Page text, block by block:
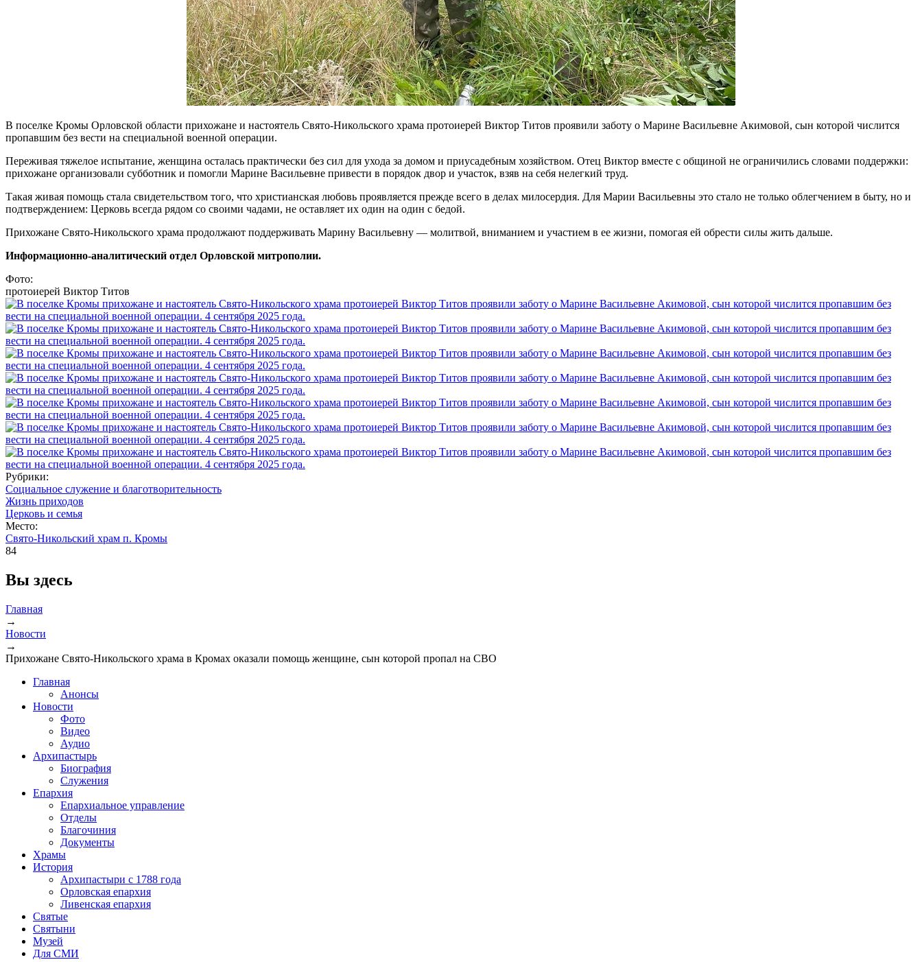
В поселке Кромы Орловской области прихожане и настоятель Свято-Никольского храма протоиерей Виктор Титов проявили заботу о Марине Васильевне Акимовой, сын которой числится
пропавшим без вести на специальной военной операции.
Переживая тяжелое испытание, женщина осталась практически без сил для ухода за домом и приусадебным хозяйством. Отец Виктор вместе с общиной не ограничились словами поддержки:
прихожане организовали субботник и помогли Марине Васильевне привести в порядок двор и участок, взяв на себя нелегкий труд.
Такая живая помощь стала свидетельством того, что христианская любовь проявляется прежде всего в делах милосердия. Для Марии Васильевны это стало не только облегчением в быту, но и
подтверждением: Церковь всегда рядом со своими чадами, не оставляет их один на один с бедой.
Прихожане Свято-Никольского храма продолжают поддерживать Марину Васильевну — молитвой, вниманием и участием в ее жизни, помогая ей обрести силы жить дальше.
Информационно-аналитический отдел Орловской митрополии.
Фото:
протоиерей Виктор Титов
Рубрики:
Социальное служение и благотворительность
Жизнь приходов
Церковь и семья
Место:
Свято-Никольский храм п. Кромы
84
Вы здесь
Главная
→
Новости
→
Прихожане Свято-Никольского храма в Кромах оказали помощь женщине, сын которой пропал на СВО
Главная
Анонсы
Новости
Фото
Видео
Аудио
Архипастырь
Биография
Служения
Епархия
Епархиальное управление
Отделы
Благочиния
Документы
Храмы
История
Архипастыри с 1788 года
Орловская епархия
Ливенская епархия
Святые
Святыни
Музей
Для СМИ